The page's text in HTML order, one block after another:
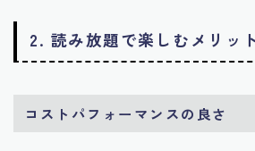
2. 読み放題で楽しむメリット
コストパフォーマンスの良さ